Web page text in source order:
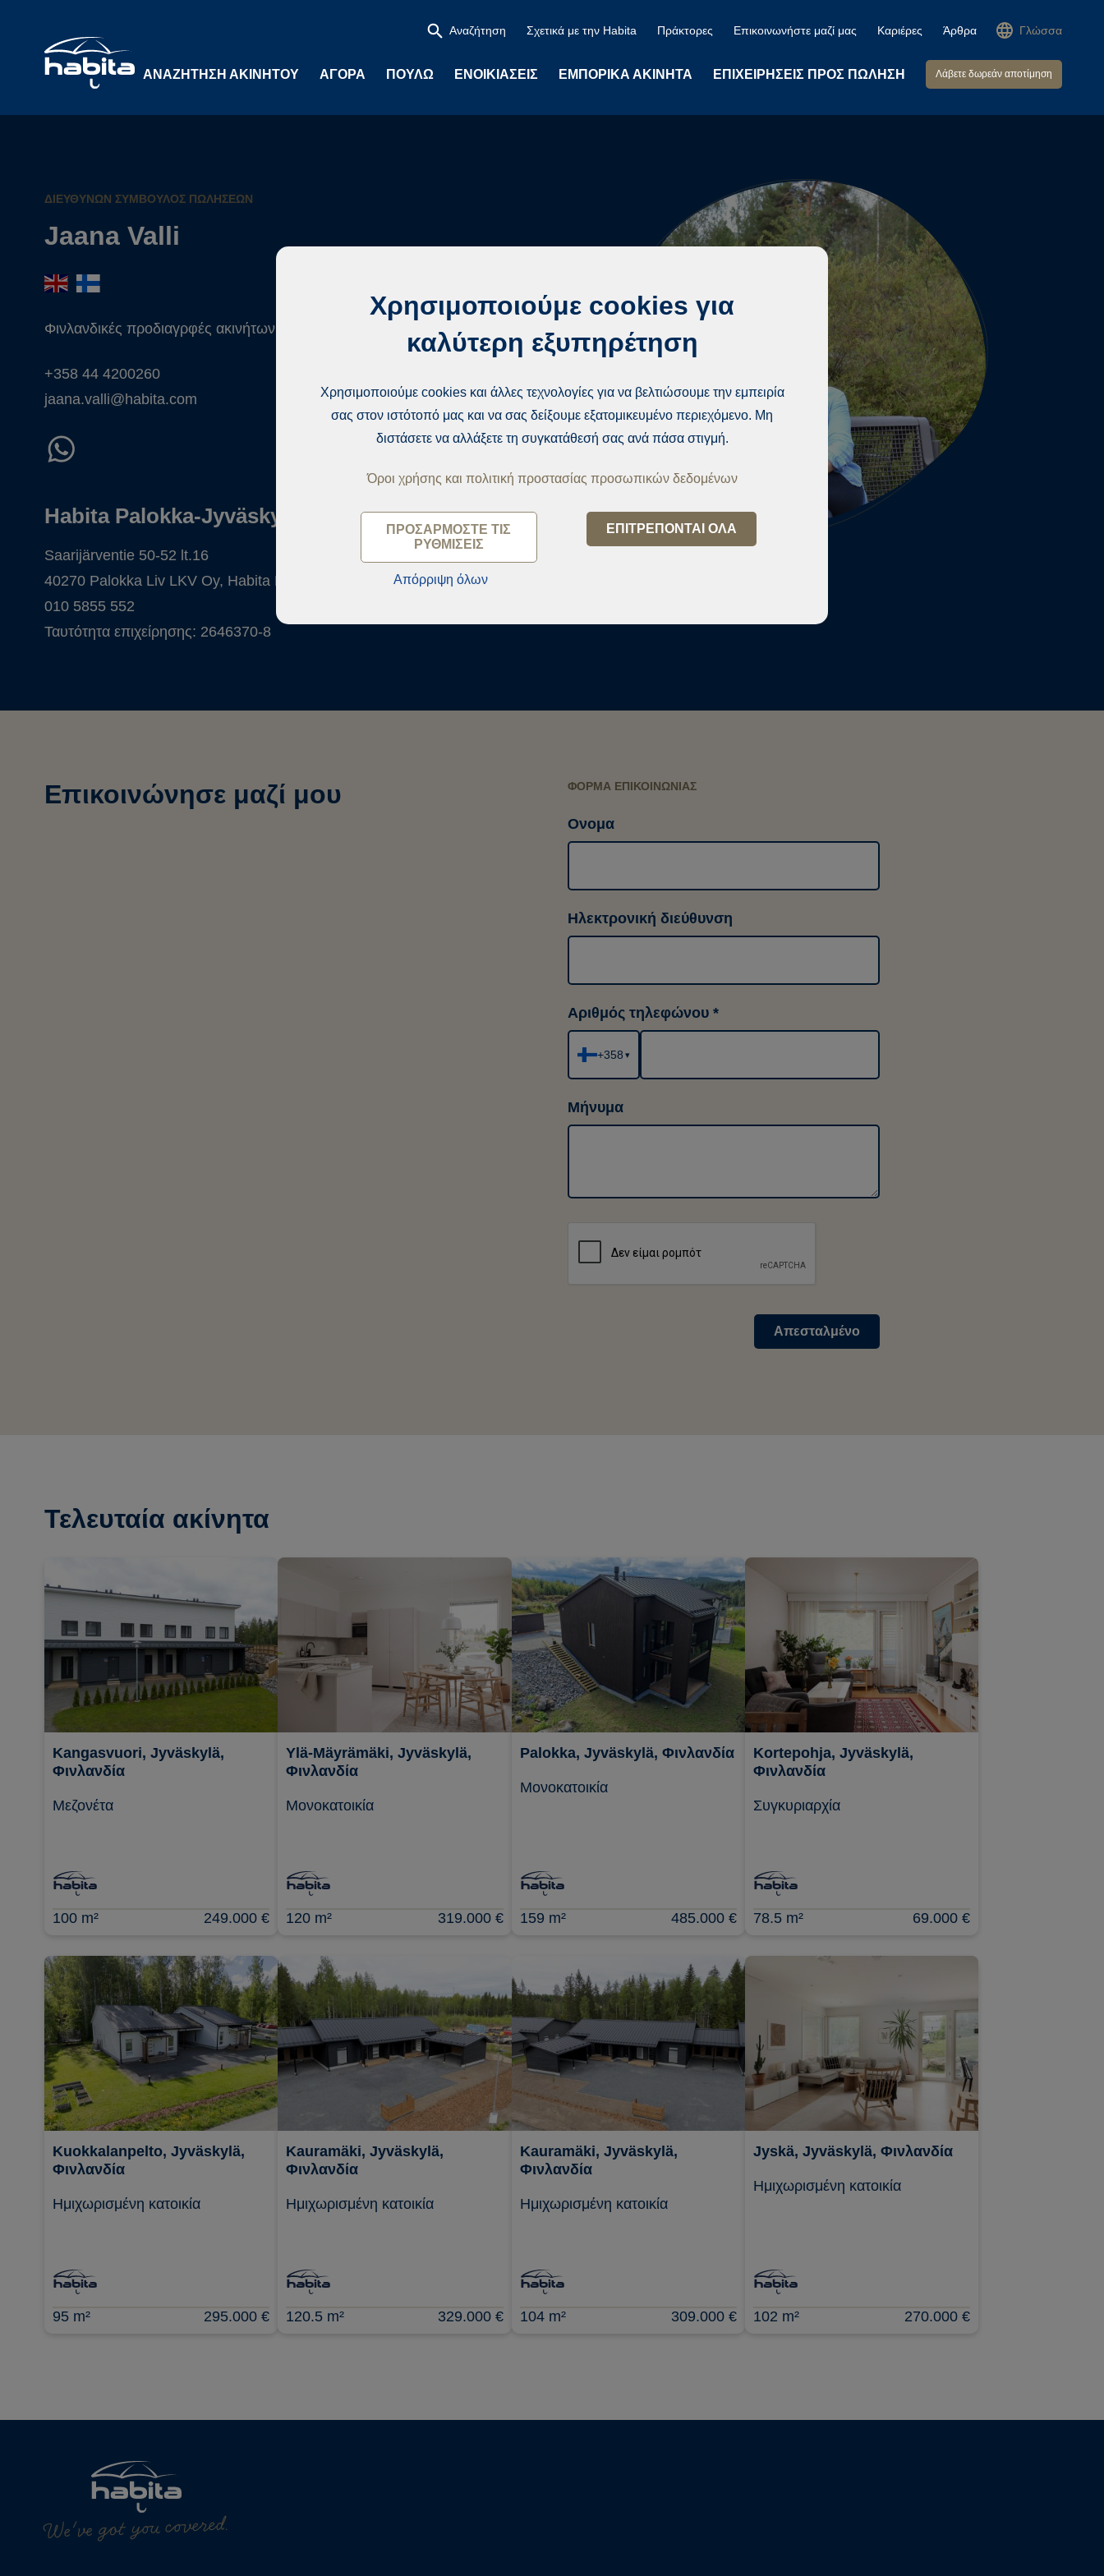
ΑΝΑΖΉΤΗΣΗ ΑΚΙΝΉΤΟΥ ΑΓΟΡΆ ΠΟΥΛΏ ΕΝΟΙΚΙΆΣΕΙΣ ΕΜΠΟΡΙΚΆ ΑΚΊΝΗΤΑ ΕΠΙΧΕΙΡΉΣΕΙΣ ΠΡΟΣ ΠΏΛΗΣΗ Λάβετε δωρεάν αποτίμηση
Αναζήτηση Σχετικά με την Habita Πράκτορες Επικοινωνήστε μαζί μας Καριέρες Άρθρα Γλώσσα
ΔΙΕΥΘΎΝΩΝ ΣΎΜΒΟΥΛΟΣ ΠΩΛΉΣΕΩΝ
Jaana Valli
Φινλανδικές προδιαγρφές ακινήτων
+358 44 4200260
jaana.valli@habita.com
Habita Palokka-Jyväskylä
Saarijärventie 50-52 lt.16
40270 Palokka Liv LKV Oy, Habita Palokka-Jyväskylä
010 5855 552
Ταυτότητα επιχείρησης: 2646370-8
Επικοινώνησε μαζί μου ΦΌΡΜΑ ΕΠΙΚΟΙΝΩΝΊΑΣ
Ονομα
Ηλεκτρονική διεύθυνση
Αριθμός τηλεφώνου
+358 ▾
Μήνυμα
Απεσταλμένο
Τελευταία ακίνητα
Kangasvuori, Jyväskylä,
Φινλανδία
Μεζονέτα
100 m² 249.000 €
Ylä-Mäyrämäki, Jyväskylä,
Φινλανδία
Μονοκατοικία
120 m² 319.000 €
Palokka, Jyväskylä, Φινλανδία
Μονοκατοικία
159 m² 485.000 €
Kortepohja, Jyväskylä,
Φινλανδία
Συγκυριαρχία
78.5 m² 69.000 €
Kuokkalanpelto, Jyväskylä,
Φινλανδία
Ημιχωρισμένη κατοικία
95 m² 295.000 €
Kauramäki, Jyväskylä,
Φινλανδία
Ημιχωρισμένη κατοικία
120.5 m² 329.000 €
Kauramäki, Jyväskylä,
Φινλανδία
Ημιχωρισμένη κατοικία
104 m² 309.000 €
Jyskä, Jyväskylä, Φινλανδία
Ημιχωρισμένη κατοικία
102 m² 270.000 €
We've got you covered.
Χρησιμοποιούμε cookies για
καλύτερη εξυπηρέτηση
Χρησιμοποιούμε cookies και άλλες τεχνολογίες για να βελτιώσουμε την εμπειρία
σας στον ιστότοπό μας και να σας δείξουμε εξατομικευμένο περιεχόμενο. Μη
διστάσετε να αλλάξετε τη συγκατάθεσή σας ανά πάσα στιγμή.
Όροι χρήσης και πολιτική προστασίας προσωπικών δεδομένων
ΠΡΟΣΑΡΜΌΣΤΕ ΤΙΣ
ΡΥΘΜΊΣΕΙΣ
Απόρριψη όλων
ΕΠΙΤΡΈΠΟΝΤΑΙ ΌΛΑ